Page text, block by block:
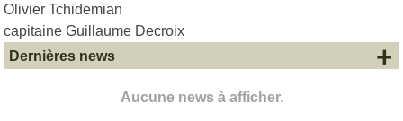
Olivier Tchidemian
capitaine Guillaume Decroix
Dernières news
Aucune news à afficher.
+